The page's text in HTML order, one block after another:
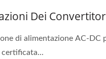
Dei
di alimentazione AC-DC